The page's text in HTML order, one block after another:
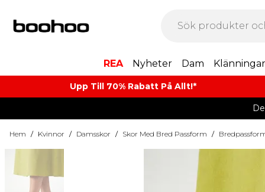
REA Nyheter Dam Klänningar
Upp Till 70% Rabatt På Allt!*
Hem / Kvinnor / Damsskor / Skor Med Bred Passform /